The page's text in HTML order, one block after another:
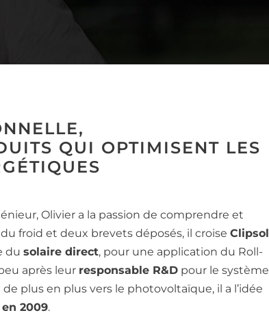
QUI OPTIMISENT LES
Olivier a la passion de comprendre et
froid et deux brevets déposés, il croise Clipsol
du solaire direct, pour une application du Roll-
après leur responsable R&D pour le système
plus en plus vers le photovoltaïque, il a l’idée
2009.